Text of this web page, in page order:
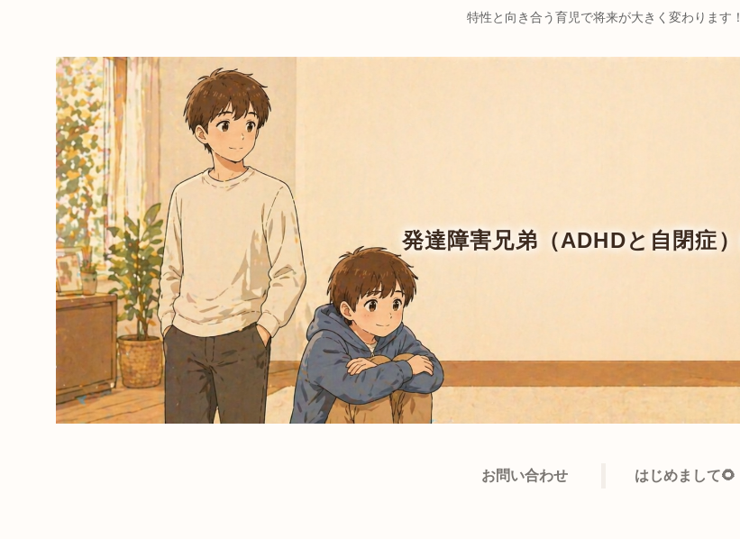
特性と向き合う育児で将来が大きく変わります！
お問い合わせ はじめまして🌻